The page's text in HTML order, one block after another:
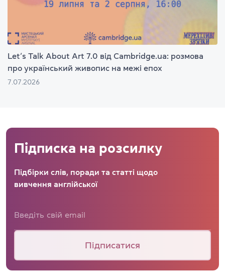
Let’s Talk About Art 7.0 від Cambridge.ua: розмова
про український живопис на межі епох
7.07.2026
Підписка на розсилку
Підбірки слів, поради та статті щодо
вивчення англійської
Підписатися